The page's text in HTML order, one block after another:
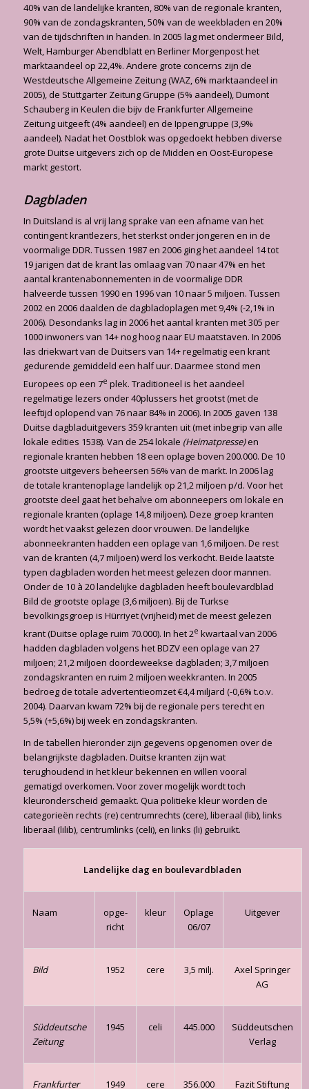
40% van de landelijke kranten, 80% van de regionale kranten,
90% van de zondagskranten, 50% van de weekbladen en 20%
van de tijdschriften in handen. In 2005 lag met ondermeer Bild,
Welt, Hamburger Abendblatt en Berliner Morgenpost het
marktaan­deel op 22,4%. Andere grote concerns zijn de
Westdeutsche Allgemeine Zeitung (WAZ, 6% marktaandeel in
2005), de Stuttgarter Zeitung Gruppe (5% aandeel), Dumont
Schauberg in Keulen die bijv de Frankfurter Allgemeine
Zeitung uitgeeft (4% aandeel) en de Ippengruppe (3,9%
aandeel). Nadat het Oostblok was opgedoekt hebben diverse
grote Duitse uitgevers zich op de Midden en Oost-Europese
markt gestort.
Dagbladen
In Duitsland is al vrij lang sprake van een afname van het
contingent krantlezers, het sterkst onder jongeren en in de
voormalige DDR. Tussen 1987 en 2006 ging het aandeel 14 tot
19 jarigen dat de krant las omlaag van 70 naar 47% en het
aantal krantenabonnementen in de voormalige DDR
halveerde tussen 1990 en 1996 van 10 naar 5 miljoen. Tussen
2002 en 2006 daalden de dagbladoplagen met 9,4% (-2,1% in
2006). Desondanks lag in 2006 het aantal kranten met 305 per
1000 inwoners van 14+ nog hoog naar EU maatstaven. In 2006
las driekwart van de Duitsers van 14+ regelmatig een krant
gedurende gemiddeld een half uur. Daarmee stond men
Europees op een 7e plek. Traditioneel is het aandeel
regelmatige lezers onder 40plussers het grootst (met de
leeftijd oplopend van 76 naar 84% in 2006). In 2005 gaven 138
Duitse dagbladuitgevers 359 kranten uit (met inbegrip van alle
lokale edities 1538). Van de 254 lokale (Heimatpresse)en
regionale kranten hebben 18 een oplage boven 200.000. De 10
grootste uitgevers beheersen 56% van de markt. In 2006 lag
de totale kran­tenoplage landelijk op 21,2 miljoen p/d. Voor het
grootste deel gaat het behalve om abon­neepers om lokale en
regionale kranten (oplage 14,8 miljoen). Deze groep kranten
wordt het vaakst gelezen door vrouwen. De landelijke
abonneekranten hadden een oplage van 1,6 miljoen. De rest
van de kranten (4,7 miljoen) werd los verkocht. Beide laatste
typen dagbla­den worden het meest gelezen door mannen.
Onder de 10 à 20 landelijke dagbladen heeft boulevardblad
Bild de grootste oplage (3,6 miljoen). Bij de Turkse
bevolkingsgroep is Hür­riyet (vrijheid) met de meest gelezen
krant (Duitse oplage ruim 70.000). In het 2e kwartaal van 2006
hadden dagbladen volgens het BDZV een oplage van 27
miljoen; 21,2 miljoen doordeweekse dagbladen; 3,7 miljoen
zondagskranten en ruim 2 miljoen weekkranten. In 2005
bedroeg de totale advertentieomzet €4,4 miljard (-0,6% t.o.v.
2004). Daarvan kwam 72% bij de regionale pers terecht en
5,5% (+5,6%) bij week en zondags­kranten.
In de tabellen hieronder zijn gegevens opgenomen over de
belangrijkste dagbladen. Duitse kranten zijn wat
terughoudend in het kleur bekennen en willen vooral
gematigd overkomen. Voor zover mogelijk wordt toch
kleuronderscheid gemaakt. Qua politieke kleur worden de
categorieën rechts (re) centrumrechts (cere), liberaal (lib), links
liberaal (lilib), centrumlinks (celi), en links (li) gebruikt.
Landelijke dag en boulevardbladen
Naam
opge­
richt
kleur
Oplage
06/07
Uitgever
Bild 1952 cere 3,5 milj.
Axel Springer
AG
Süddeutsche
Zeitung
1945 celi 445.000
Süddeutschen
Verlag
Frankfurter 1949 cere 356.000 Fazit Stiftung